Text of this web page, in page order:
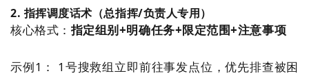
2. 指挥调度话术（总指挥/负责人专用）
核心格式： 指定组别+明确任务+限定范围+注意事项
示例1： 1号搜救组立即前往事发点位，优先排查被困